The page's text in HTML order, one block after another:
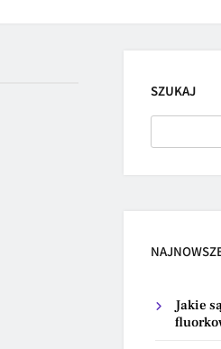
SZUKAJ
Jakie